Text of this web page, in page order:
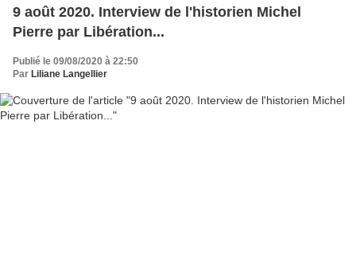
9 août 2020. Interview de l'historien Michel
Pierre par Libération...
Publié le 09/08/2020 à 22:50
Par Liliane Langellier